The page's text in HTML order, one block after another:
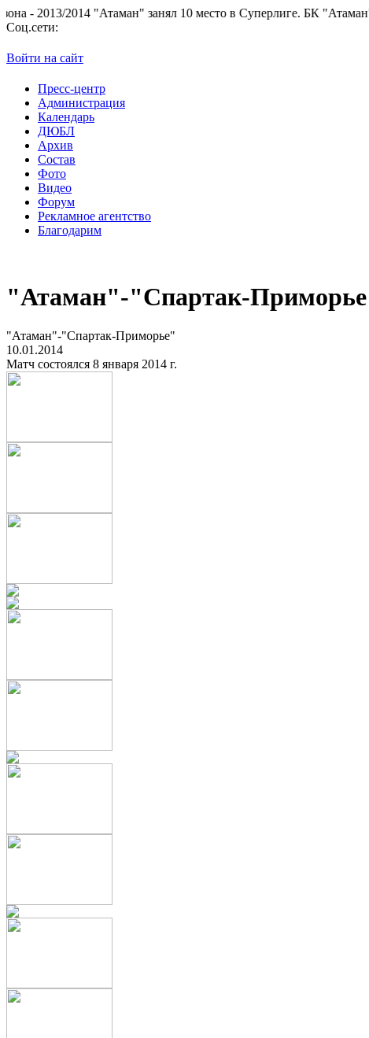
"Атаман" занял 10 место в Суперлиге. БК "Атаман" благодарит
Соц.сети:
Войти на сайт
Пресс-центр
Администрация
Календарь
ДЮБЛ
Архив
Состав
Фото
Видео
Форум
Рекламное агентство
Благодарим
"Атаман"-"Спартак-
"Атаман"-"Спартак-Приморье"
10.01.2014
Матч состоялся 8 января 2014 г.